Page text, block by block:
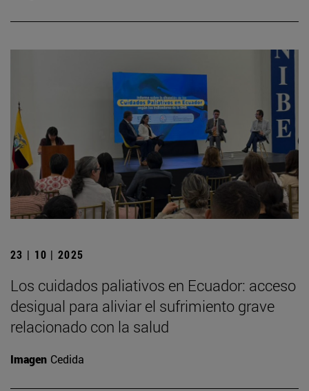
23 | 10 | 2025
Los cuidados paliativos en Ecuador: acceso
desigual para aliviar el sufrimiento grave
relacionado con la salud
Imagen Cedida